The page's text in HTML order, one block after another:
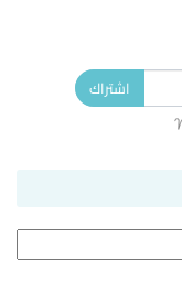
اشتراك